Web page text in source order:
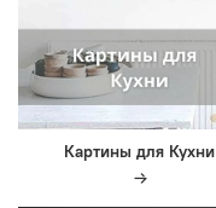
Картины для Кухни